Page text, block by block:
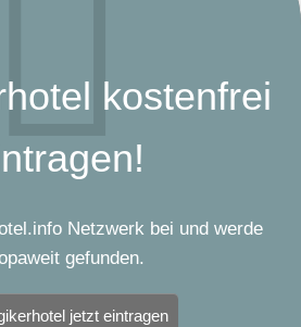
kostenfrei
Netzwerk bei und werde
gefunden.
jetzt eintragen